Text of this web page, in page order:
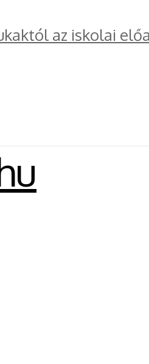
az iskolai